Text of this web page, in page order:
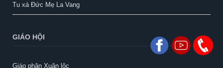
Tu xá Đức Mẹ La Vang
GIÁO HỘI
Giáo phận Xuân lộc